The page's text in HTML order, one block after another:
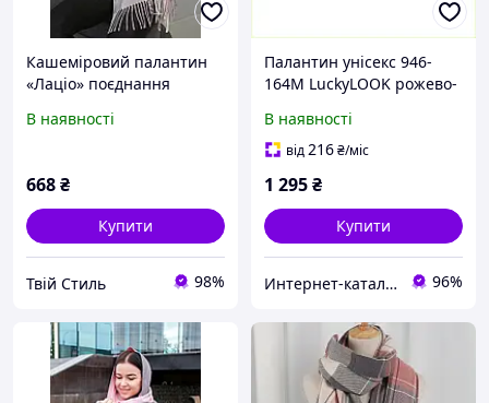
Кашеміровий палантин
«Лаціо» поєднання
(7030) Braxton рожевий +
В наявності
668₴
Купити
Твій Стиль 98%
Палантин унісекс 946-
164М LuckyLOOK рожево-
В наявності
від216₴/міс
1 295₴
Купити
Интернет-кат​алог ск​​ид​​​ок "TRIVIA" 96%